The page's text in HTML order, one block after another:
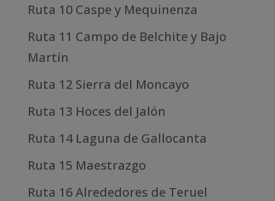
Ruta 10 Caspe y Mequinenza
Ruta 11 Campo de Belchite y Bajo
Martín
Ruta 12 Sierra del Moncayo
Ruta 13 Hoces del Jalón
Ruta 14 Laguna de Gallocanta
Ruta 15 Maestrazgo
Ruta 16 Alrededores de Teruel